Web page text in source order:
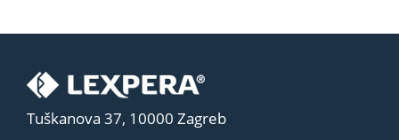
Tuškanova 37, 10000 Zagreb